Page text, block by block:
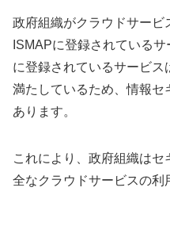
政府組織がクラウドサービ
ISMAPに登録されている
に登録されているサービ
満たしているため、情報
あります。
これにより、政府組織は
全なクラウドサービスの利